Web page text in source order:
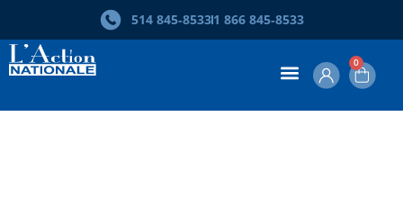
514 845‑85331 866 845‑8533
0